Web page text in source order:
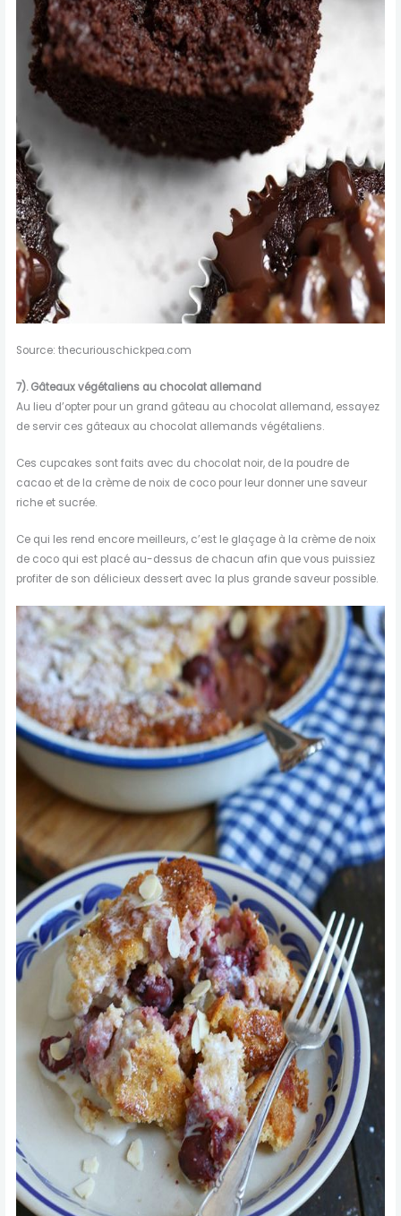
Source: thecuriouschickpea.com
7).Gâteaux végétaliens au chocolat allemand
Au lieu d’opter pour un grand gâteau au chocolat allemand, essayez
de servir ces gâteaux au chocolat allemands végétaliens.
Ces cupcakes sont faits avec du chocolat noir, de la poudre de
cacao et de la crème de noix de coco pour leur donner une saveur
riche et sucrée.
Ce qui les rend encore meilleurs, c’est le glaçage à la crème de noix
de coco qui est placé au-dessus de chacun afin que vous puissiez
profiter de son délicieux dessert avec la plus grande saveur possible.